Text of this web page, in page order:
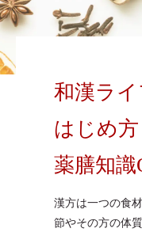
和漢ラ
はじめ方
薬膳知
漢方は一つの食
節やその方の体